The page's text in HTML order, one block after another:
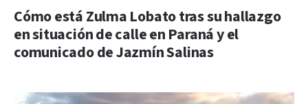
Cómo está Zulma Lobato tras su hallazgo
en situación de calle en Paraná y el
comunicado de Jazmín Salinas